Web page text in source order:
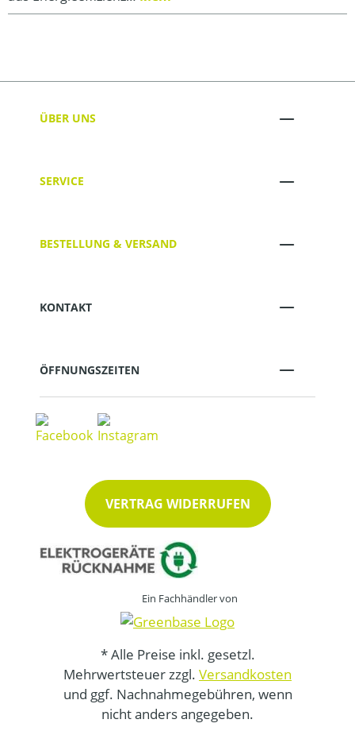
ÜBER UNS
SERVICE
BESTELLUNG & VERSAND
KONTAKT
ÖFFNUNGSZEITEN
VERTRAG WIDERRUFEN
Ein Fachhändler von
* Alle Preise inkl. gesetzl.
Mehrwertsteuer zzgl. Versandkosten
und ggf. Nachnahmegebühren, wenn
nicht anders angegeben.